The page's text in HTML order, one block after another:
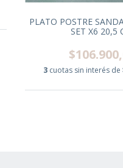
PLATO POSTRE
SET X6 20,5
3 cuotas sin interés de